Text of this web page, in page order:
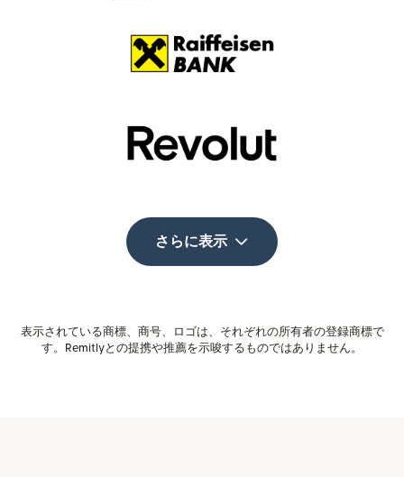
さらに表示
表示されている商標、商号、ロゴは、それぞれの所有者の登録商標で
す。Remitlyとの提携や推薦を示唆するものではありません。